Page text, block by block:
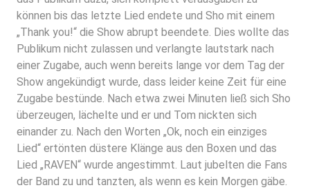
können bis das letzte Lied endete und Sho mit einem
„Thank you!“ die Show abrupt beendete. Dies wollte das
Publikum nicht zulassen und verlangte lautstark nach
einer Zugabe, auch wenn bereits lange vor dem Tag der
Show angekündigt wurde, dass leider keine Zeit für eine
Zugabe bestünde. Nach etwa zwei Minuten ließ sich Sho
überzeugen, lächelte und er und Tom nickten sich
einander zu. Nach den Worten „Ok, noch ein einziges
Lied“ ertönten düstere Klänge aus den Boxen und das
Lied „RAVEN“ wurde angestimmt. Laut jubelten die Fans
der Band zu und tanzten, als wenn es kein Morgen gäbe.